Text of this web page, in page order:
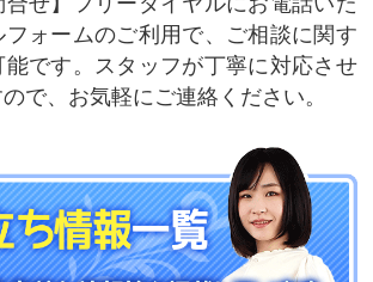
ォームのご利用で、ご相談に関す
能です。スタッフが丁寧に対応させ
で、お気軽にご連絡ください。